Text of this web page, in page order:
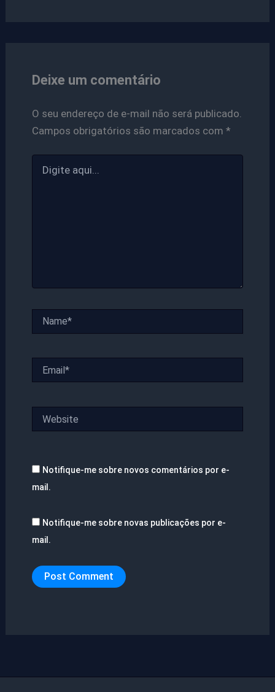
Deixe um comentário
O seu endereço de e-mail não será publicado.
Campos obrigatórios são marcados com *
aqui...
Notifique-me sobre novos comentários por e-
mail.
Notifique-me sobre novas publicações por e-
mail.